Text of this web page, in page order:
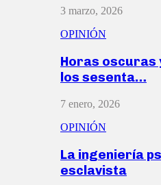
3 marzo, 2026
OPINIÓN
Horas oscuras
los sesenta…
7 enero, 2026
OPINIÓN
La ingeniería
esclavista